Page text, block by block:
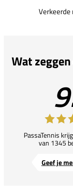
Verkeerde
Wat
PassaTennis
van 1345
Geef je